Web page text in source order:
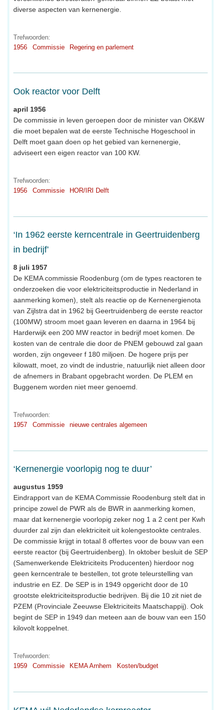
diverse aspecten van kernenergie.
Trefwoorden:
1956
Commissie Regering en parlement
Ook reactor voor Delft
april 1956
De commissie in leven geroepen door de minister van OK&W
die moet bepalen wat de eerste Technische Hogeschool in
Delft moet gaan doen op het gebied van kernenergie,
adviseert een eigen reactor van 100 KW.
Trefwoorden:
1956
Commissie HOR/IRI Delft
‘In 1962 eerste kerncentrale in Geertruidenberg
in bedrijf’
8 juli 1957
De KEMA commissie Roodenburg (om de types reactoren te
onderzoeken die voor elektriciteitsproductie in Nederland in
aanmerking komen), stelt als reactie op de Kernenergienota
van Zijlstra dat in 1962 bij Geertruidenberg de eerste reactor
(100MW) stroom moet gaan leveren en daarna in 1964 bij
Harderwijk een 200 MW reactor in bedrijf moet komen. De
kosten van de centrale die door de PNEM gebouwd zal gaan
worden, zijn ongeveer f 180 miljoen. De hogere prijs per
kilowatt, moet, zo vindt de industrie, natuurlijk niet alleen door
de afnemers in Brabant opgebracht worden. De PLEM en
Buggenem worden niet meer genoemd.
Trefwoorden:
1957
Commissie nieuwe centrales algemeen
‘Kernenergie voorlopig nog te duur’
augustus 1959
Eindrapport van de KEMA Commissie Roodenburg stelt dat in
principe zowel de PWR als de BWR in aanmerking komen,
maar dat kernenergie voorlopig zeker nog 1 a 2 cent per Kwh
duurder zal zijn dan elektriciteit uit kolengestookte centrales.
De commissie krijgt in totaal 8 offertes voor de bouw van een
eerste reactor (bij Geertruidenberg). In oktober besluit de SEP
(Samenwerkende Elektriciteits Producenten) hierdoor nog
geen kerncentrale te bestellen, tot grote teleurstelling van
industrie en EZ. De SEP is in 1949 opgericht door de 10
grootste elektriciteitsproductie bedrijven. Bij die 10 zit niet de
PZEM (Provinciale Zeeuwse Elektriciteits Maatschappij). Ook
begint de SEP in 1949 dan meteen aan de bouw van een 150
kilovolt koppelnet.
Trefwoorden:
1959
Commissie KEMA Arnhem Kosten/budget